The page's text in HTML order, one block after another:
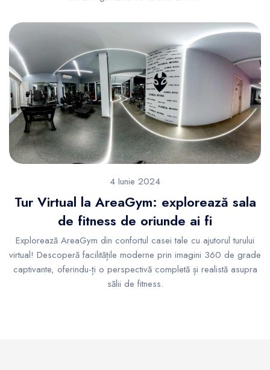
4 Iunie 2024
Tur Virtual la AreaGym: explorează sala
de fitness de oriunde ai fi
Explorează AreaGym din confortul casei tale cu ajutorul turului
virtual! Descoperă facilitățile moderne prin imagini 360 de grade
captivante, oferindu-ți o perspectivă completă și realistă asupra
sălii de fitness.